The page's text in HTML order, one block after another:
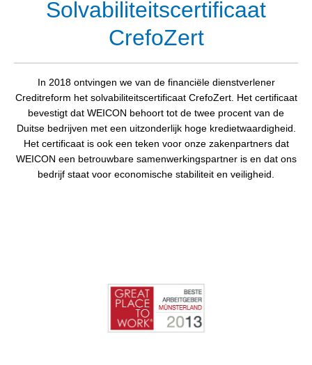
Solvabiliteitscertificaat
CrefoZert
In 2018 ontvingen we van de financiële dienstverlener
Creditreform het solvabiliteitscertificaat CrefoZert. Het certificaat
bevestigt dat WEICON behoort tot de twee procent van de
Duitse bedrijven met een uitzonderlijk hoge kredietwaardigheid.
Het certificaat is ook een teken voor onze zakenpartners dat
WEICON een betrouwbare samenwerkingspartner is en dat ons
bedrijf staat voor economische stabiliteit en veiligheid.